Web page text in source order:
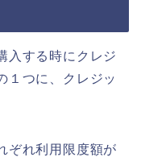
入する時にクレジ
１つに、クレジッ
ぞれ利用限度額が